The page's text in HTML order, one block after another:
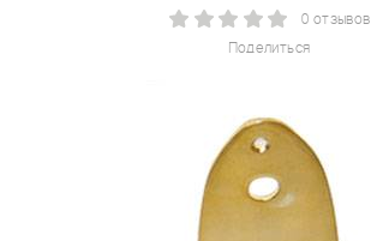
Поделиться
0 отзывов